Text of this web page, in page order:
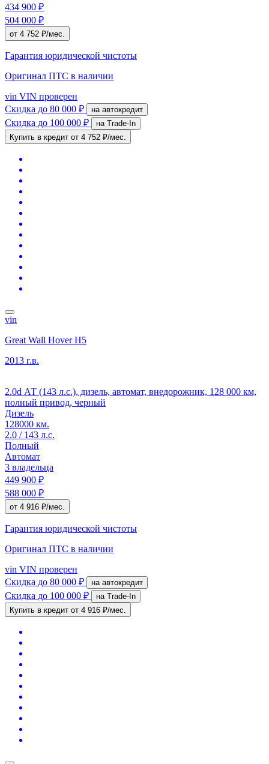
434 900 ₽
504 000 ₽
от 4 752 ₽/мес.
Гарантия юридической чистоты
Оригинал ПТС в наличии
vin VIN проверен
Скидка до 80 000 ₽ на автокредит
Скидка до 100 000 ₽
на Trade-In
Купить в кредит от 4 752 ₽/мес.
vin
Great Wall Hover H5
2013 г.в.
2.0d АТ (143 л.с.), дизель, автомат, внедорожник, 128 000 км,
полный привод, черный
Дизель
128000 км.
2.0 / 143 л.с.
Полный
Автомат
3 владельца
449 900 ₽
588 000 ₽
от 4 916 ₽/мес.
Гарантия юридической чистоты
Оригинал ПТС в наличии
vin VIN проверен
Скидка до 80 000 ₽ на автокредит
Скидка до 100 000 ₽
на Trade-In
Купить в кредит от 4 916 ₽/мес.